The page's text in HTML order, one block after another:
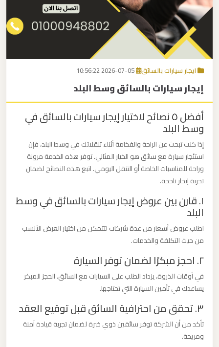
اتصل بنا
EN
ايجار سيارات بالسائق
إيجار سيارات بالسائق وسط البلد
أفضل ٥ نصائح لاختيار إيجار سيارات بالسائق في
وسط البلد
إذا كنت تبحث عن الراحة والفخامة أثناء تنقلاتك في وسط البلد، فإن
استئجار سيارة مع سائق هو الخيار المثالي. توفر هذه الخدمة مرونة
وراحة للمناسبات الخاصة أو التنقل اليومي. اتبع هذه النصائح لضمان
تجربة إيجار ناجحة.
١. قارن بين عروض إيجار سيارات بالسائق في وسط
البلد
اطلب عروض أسعار من عدة شركات لتتمكن من اختيار العرض الأنسب
من حيث التكلفة والخدمات.
٢. احجز مبكرًا لضمان توفر السيارة
في أوقات الذروة، يزداد الطلب على السيارات مع السائق. الحجز المبكر
يساعدك في تأمين السيارة التي تحتاجها.
٣. تحقق من احترافية السائق قبل توقيع العقد
تأكد من أن الشركة توفر سائقين ذوي خبرة لضمان تجربة قيادة آمنة
ومريحة.
برج
العرب
القاهرة
مكاتب
ليموزين
الاسكندرية
مطار
القاهرة
ليموزين
ليموزين
نويبع
ليموزين
مطار
العرب
الساحل
الشمالي